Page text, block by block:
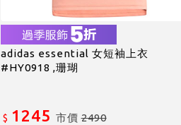
adidas essential 女短袖上衣
#HY0918 ,珊瑚
$ 1245 市價2490